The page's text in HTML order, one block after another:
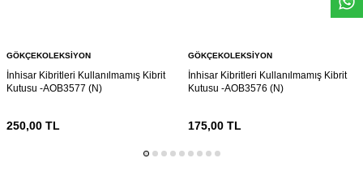
GÖKÇEKOLEKSIYON
İnhisar Kibritleri Kullanılmamış Kibrit
Kutusu -AOB3577 (N)
250,00 TL
GÖKÇEKOLEKSIYON
İnhisar Kibritleri Kullanılmamış Kibrit
Kutusu -AOB3576 (N)
175,00TL